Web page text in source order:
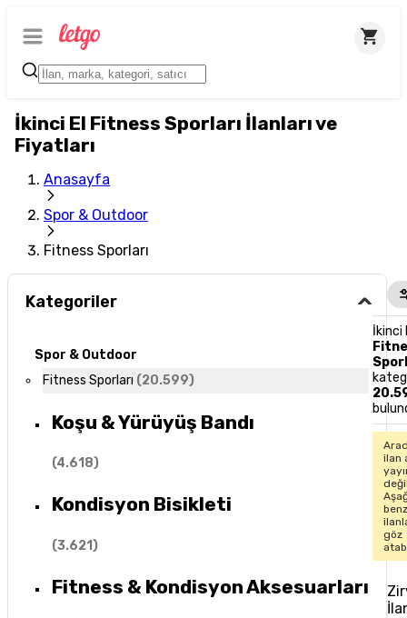
İkinci El Fitness Sporları İlanları ve
Fiyatları
Anasayfa
Spor & Outdoor
Fitness Sporları
Kategoriler
Spor & Outdoor
Fitness Sporları (20.599)
Koşu & Yürüyüş Bandı
(4.618)
Kondisyon Bisikleti
(3.621)
Fitness & Kondisyon Aksesuarları
İkinci
ilan
göz